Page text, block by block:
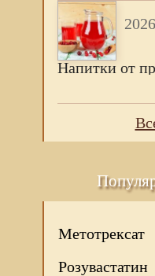
Напитки от
Метотрексат
Розувастатин